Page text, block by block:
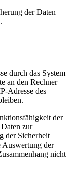
der Daten
durch das System
an den Rechner
Adresse des
der
zur
der Sicherheit
Auswertung der
nicht